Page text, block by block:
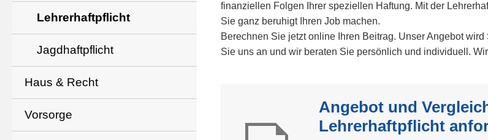
Lehrerhaftpflicht
Jagdhaftpflicht
Haus & Recht
Vorsorge
finanziellen Folgen Ihrer speziellen Haftung. Mit der
Sie ganz beruhigt Ihren Job machen.
Berechnen Sie jetzt online Ihren Beitrag. Unser Angebot
Sie uns an und wir beraten Sie persönlich und individuell.
Angebot und
Lehrerhaftpflicht